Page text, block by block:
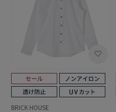
BRICK HOUSE